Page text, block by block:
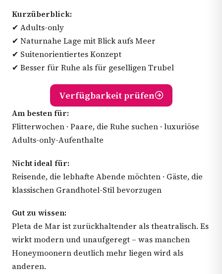
Kurzüberblick:
✔ Adults-only
✔ Naturnahe Lage mit Blick aufs Meer
✔ Suitenorientiertes Konzept
✔ Besser für Ruhe als für geselligen Trubel
Verfügbarkeit prüfen
Am besten für:
Flitterwochen · Paare, die Ruhe suchen · luxuriöse
Adults-only-Aufenthalte
Nicht ideal für:
Reisende, die lebhafte Abende möchten · Gäste, die
klassischen Grandhotel-Stil bevorzugen
Gut zu wissen:
Pleta de Mar ist zurückhaltender als theatralisch. Es
wirkt modern und unaufgeregt – was manchen
Honeymoonern deutlich mehr liegen wird als
anderen.